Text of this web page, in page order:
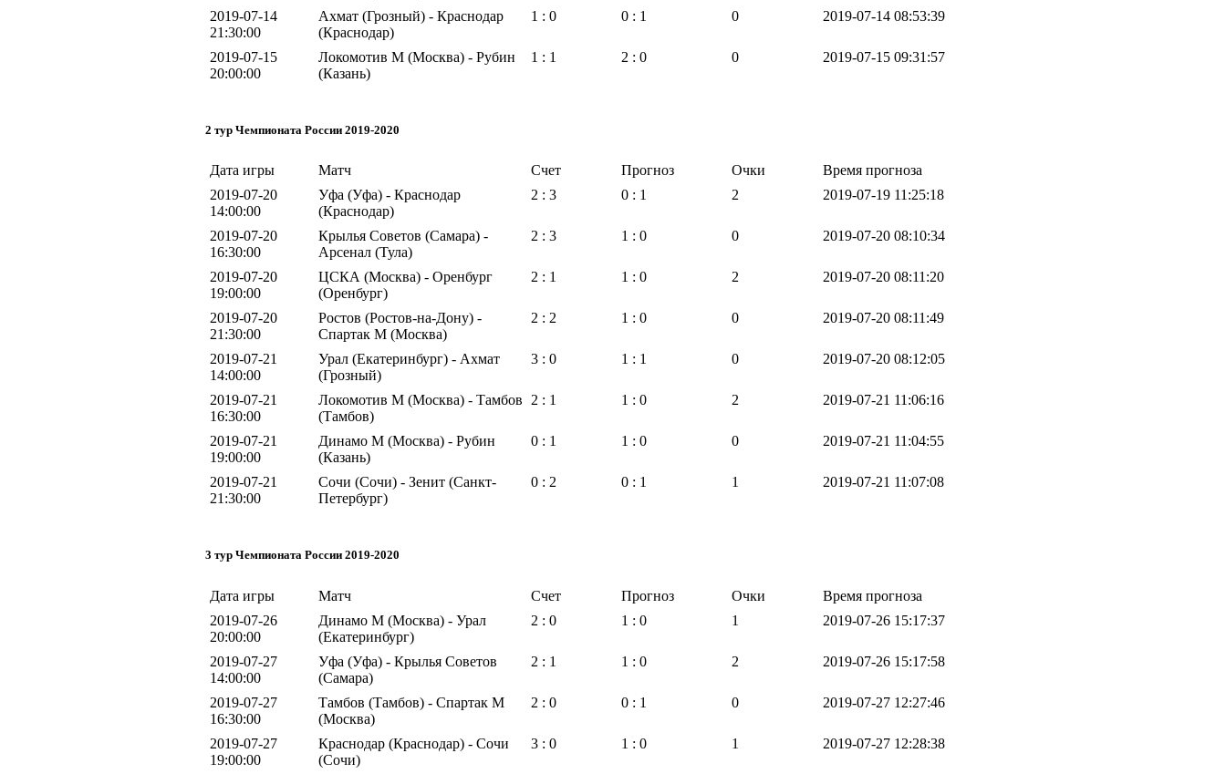
2019-07-14
21:30:00
Ахмат (Грозный) - Краснодар
(Краснодар)
1 : 0 0 : 1 0 2019-07-14 08:53:39
2019-07-15
20:00:00
Локомотив М (Москва) - Рубин
(Казань)
1 : 1 2 : 0 0 2019-07-15 09:31:57
2 тур Чемпионата России 2019-2020
Дата игры Матч Счет Прогноз Очки
Время прогноза
2019-07-20
14:00:00
Уфа (Уфа) - Краснодар
(Краснодар)
2 : 3 0 : 1 2 2019-07-19 11:25:18
2019-07-20
16:30:00
Крылья Советов (Самара) -
Арсенал (Тула)
2 : 3 1 : 0 0 2019-07-20 08:10:34
2019-07-20
19:00:00
ЦСКА (Москва) - Оренбург
(Оренбург)
2 : 1 1 : 0 2 2019-07-20 08:11:20
2019-07-20
21:30:00
Ростов (Ростов-на-Дону) -
Спартак М (Москва)
2 : 2 1 : 0 0 2019-07-20 08:11:49
2019-07-21
14:00:00
Урал (Екатеринбург) - Ахмат
(Грозный)
3 : 0 1 : 1 0 2019-07-20 08:12:05
2019-07-21
16:30:00
Локомотив М (Москва) - Тамбов
(Тамбов)
2 : 1 1 : 0 2 2019-07-21 11:06:16
2019-07-21
19:00:00
Динамо М (Москва) - Рубин
(Казань)
0 : 1 1 : 0 0 2019-07-21 11:04:55
2019-07-21
21:30:00
Сочи (Сочи) - Зенит (Санкт-
Петербург)
0 : 2 0 : 1 1 2019-07-21 11:07:08
3 тур Чемпионата России 2019-2020
Дата игры Матч Счет Прогноз Очки
Время прогноза
2019-07-26
20:00:00
Динамо М (Москва) - Урал
(Екатеринбург)
2 : 0 1 : 0 1 2019-07-26 15:17:37
2019-07-27
14:00:00
Уфа (Уфа) - Крылья Советов
(Самара)
2 : 1 1 : 0 2 2019-07-26 15:17:58
2019-07-27
16:30:00
Тамбов (Тамбов) - Спартак М
(Москва)
2 : 0 0 : 1 0 2019-07-27 12:27:46
2019-07-27
19:00:00
Краснодар (Краснодар) - Сочи
(Сочи)
3 : 0 1 : 0 1 2019-07-27 12:28:38